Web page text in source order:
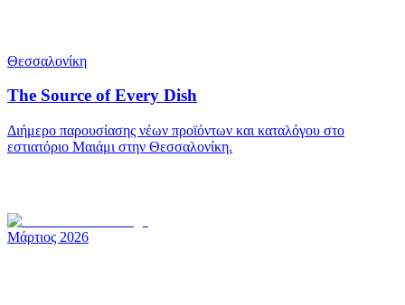
Θεσσαλονίκη
The Source of Every Dish
Διήμερο παρουσίασης νέων προϊόντων και καταλόγου στο
εστιατόριο Μαιάμι στην Θεσσαλονίκη.
Μάρτιος 2026